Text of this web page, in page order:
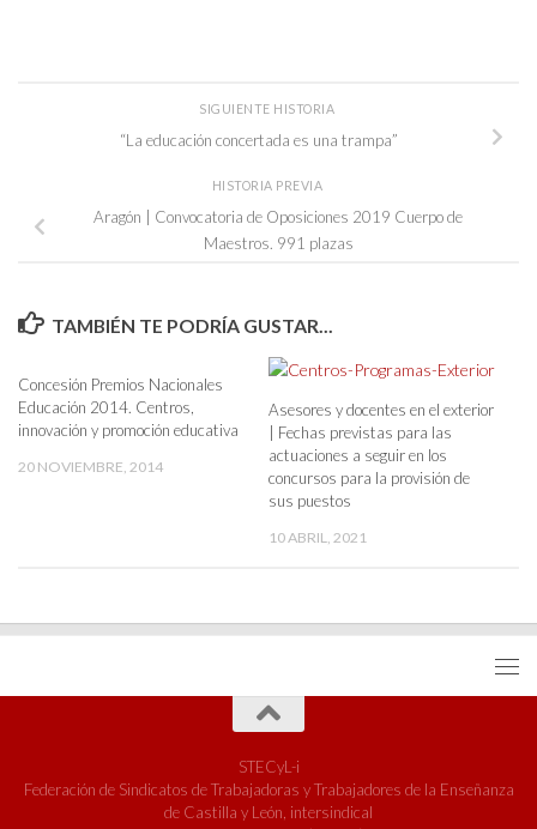
SIGUIENTE HISTORIA
“La educación concertada es una trampa”
HISTORIA PREVIA
Aragón | Convocatoria de Oposiciones 2019 Cuerpo de
Maestros. 991 plazas
TAMBIÉN TE PODRÍA GUSTAR...
Concesión Premios Nacionales
Educación 2014. Centros,
innovación y promoción educativa
20 NOVIEMBRE, 2014
Asesores y docentes en el exterior
| Fechas previstas para las
actuaciones a seguir en los
concursos para la provisión de
sus puestos
10 ABRIL, 2021
STECyL-i
Federación de Sindicatos de Trabajadoras y Trabajadores de la Enseñanza
de Castilla y León, intersindical